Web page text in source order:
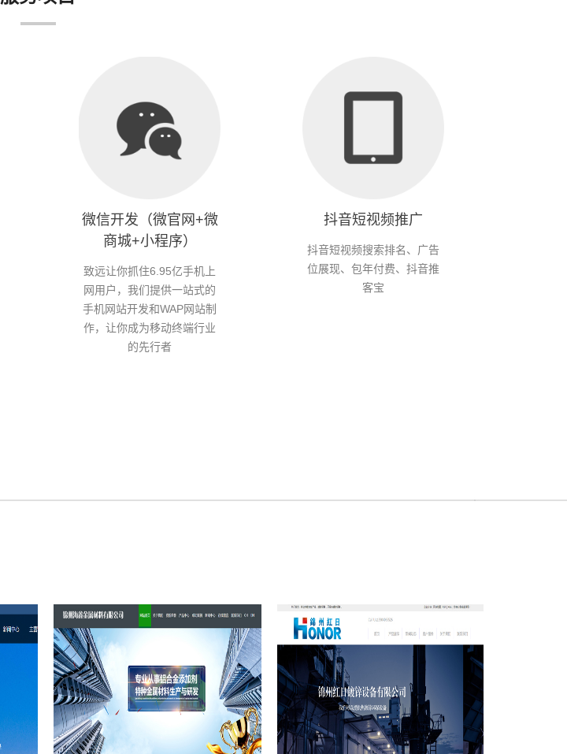
微信开发（微官网+微
商城+小程序）
致远让你抓住6.95亿手机上
网用户，我们提供一站式的
手机网站开发和WAP网站制
作，让你成为移动终端行业
的先行者
抖音短视频推广
抖音短视频搜索排名、广告
位展现、包年付费、抖音推
客宝